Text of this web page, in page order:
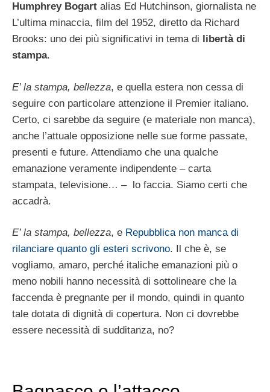
Humphrey Bogart alias Ed Hutchinson, giornalista ne
L’ultima minaccia, film del 1952, diretto da Richard
Brooks: uno dei più significativi in tema di libertà di
stampa.
E’ la stampa, bellezza, e quella estera non cessa di
seguire con particolare attenzione il Premier italiano.
Certo, ci sarebbe da seguire (e materiale non manca),
anche l’attuale opposizione nelle sue forme passate,
presenti e future. Attendiamo che una qualche
emanazione veramente indipendente – carta
stampata, televisione… – lo faccia. Siamo certi che
accadrà.
E’ la stampa, bellezza, e Repubblica non manca di
rilanciare quanto gli esteri scrivono. Il che è, se
vogliamo, amaro, perché italiche emanazioni più o
meno nobili hanno necessità di sottolineare che la
faccenda è pregnante per il mondo, quindi in quanto
tale dotata di dignità di copertura. Non ci dovrebbe
essere necessità di sudditanza, no?